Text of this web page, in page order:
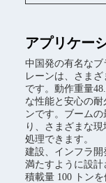
アプリケー
中国発の有名なブ
レーンは、さま
です。動作重量
な性能と安心の
ンです。ブーム
り、さまざまな
処理できます。
建設、インフラ
満たすように設
積載量 100 トン